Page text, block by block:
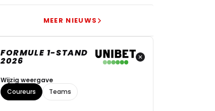
MEER NIEUWS
FORMULE 1-STAND
2026
Wijzig weergave
Coureurs
Teams